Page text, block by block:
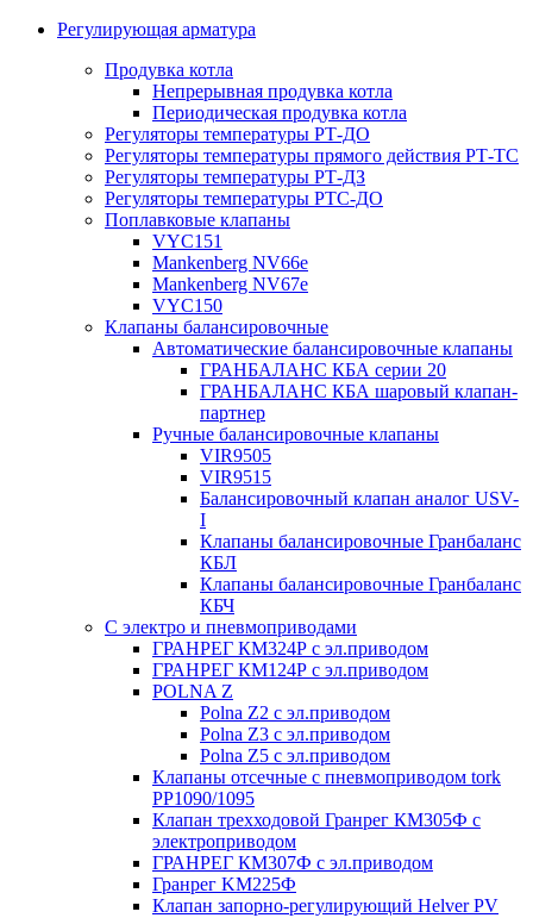
Регулирующая арматура
Продувка котла
Непрерывная продувка котла
Периодическая продувка котла
Регуляторы температуры РТ-ДО
Регуляторы температуры прямого действия РТ-ТС
Регуляторы температуры РТ-ДЗ
Регуляторы температуры РТС-ДО
Поплавковые клапаны
VYC151
Mankenberg NV66e
Mankenberg NV67e
VYC150
Клапаны балансировочные
Автоматические балансировочные клапаны
ГРАНБАЛАНС КБА серии 20
ГРАНБАЛАНС КБА шаровый клапан-
партнер
Ручные балансировочные клапаны
VIR9505
VIR9515
Балансировочный клапан аналог USV-
I
Клапаны балансировочные Гранбаланс
КБЛ
Клапаны балансировочные Гранбаланс
КБЧ
С электро и пневмоприводами
ГРАНРЕГ КМ324Р с эл.приводом
ГРАНРЕГ КМ124Р с эл.приводом
POLNA Z
Polna Z2 с эл.приводом
Polna Z3 с эл.приводом
Polna Z5 с эл.приводом
Клапаны отсечные с пневмоприводом tork
PP1090/1095
Клапан трехходовой Гранрег КМ305Ф с
электроприводом
ГРАНРЕГ КМ307Ф с эл.приводом
Гранрег KM225Ф
Клапан запорно-регулирующий Helver PV